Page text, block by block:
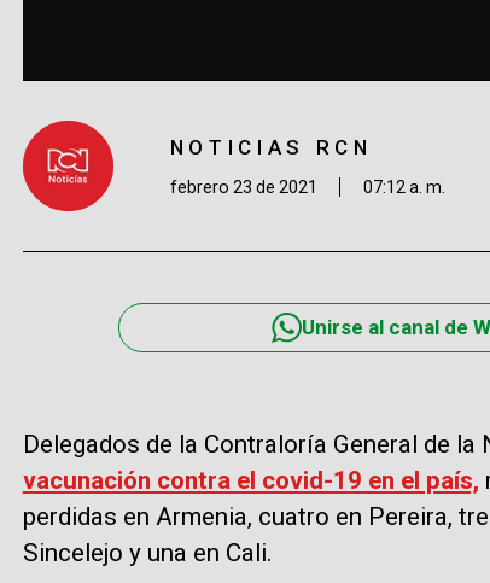
NOTICIAS RCN
febrero 23 de 2021 07:12 a. m.
Unirse al canal de
Delegados de la Contraloría General de la
vacunación contra el covid-19 en el país,
perdidas en Armenia, cuatro en Pereira,
Sincelejo y una en Cali.